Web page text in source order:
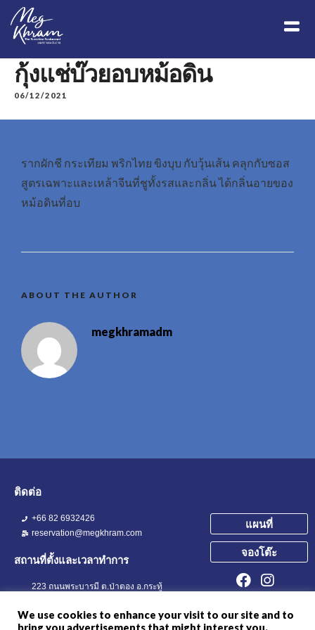
กุ้งแช่บ๊วยอบหม้อดิน
06/12/2021
รากผักชี กระเทียม พริกไทย ขิงบุบ กับวุ้นเส้น คลุกกับซอส
สูตรเฉพาะและเหล้าจีนที่ชูทั้งรสและกลิ่น ได้กลิ่นอายของ
หม้อดินที่อบ
ABOUT THE AUTHOR
megkhramadm
ติดต่อ
+66 82 6932426
reservation@megkhram.com
สถานที่ตั้งและเวลาทำการ
223 ถนนพระบารมี ต.ป่าตอง อ.กระทู้
16.00 - 24.00
แผนที่
จองโต๊ะ
We use cookies to enhance your visit to our site and to
bring you advertisements that might interest you.